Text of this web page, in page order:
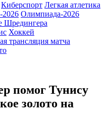
Киберспорт Легкая атлетика
Олимпиада-2026
Шредингера
Хоккей
трансляция матча
помог Тунису
золото на